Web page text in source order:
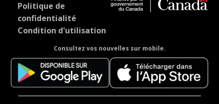
Politique de
confidentialité
Condition d'utilisation
Consultez vos nouvelles sur mobile.